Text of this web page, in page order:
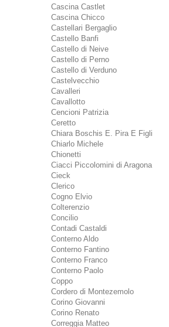
Cascina Castlet
Cascina Chicco
Castellari Bergaglio
Castello Banfi
Castello di Neive
Castello di Perno
Castello di Verduno
Castelvecchio
Cavalleri
Cavallotto
Cencioni Patrizia
Ceretto
Chiara Boschis E. Pira E Figli
Chiarlo Michele
Chionetti
Ciacci Piccolomini di Aragona
Cieck
Clerico
Cogno Elvio
Colterenzio
Concilio
Contadi Castaldi
Conterno Aldo
Conterno Fantino
Conterno Franco
Conterno Paolo
Coppo
Cordero di Montezemolo
Corino Giovanni
Corino Renato
Correggia Matteo